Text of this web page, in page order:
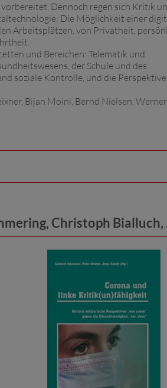
Dennoch regen sich Kritik
Die Möglichkeit einer
Arbeitsplätzen, von Privatheit,
und Bereichen: Telematik und
der Schule und des
soziale Kontrolle, und die
Bijan Moini, Bernd Nielsen, Werner
Christoph